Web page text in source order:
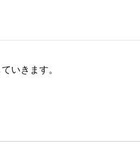
いきます。